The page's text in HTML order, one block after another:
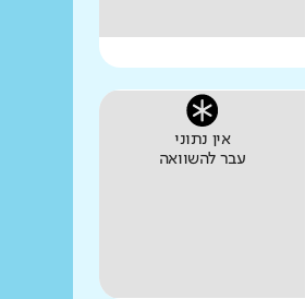
אין נתוני
עבר להשוואה